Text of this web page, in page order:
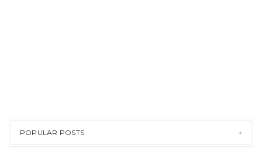
POPULAR POSTS